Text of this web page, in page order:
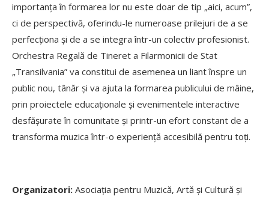
importanța în formarea lor nu este doar de tip „aici, acum”,
ci de perspectivă, oferindu-le numeroase prilejuri de a se
perfecționa și de a se integra într-un colectiv profesionist.
Orchestra Regală de Tineret a Filarmonicii de Stat
„Transilvania” va constitui de asemenea un liant înspre un
public nou, tânăr și va ajuta la formarea publicului de mâine,
prin proiectele educaționale și evenimentele interactive
desfășurate în comunitate și printr-un efort constant de a
transforma muzica într-o experiență accesibilă pentru toți.
Organizatori: Asociația pentru Muzică, Artă și Cultură și